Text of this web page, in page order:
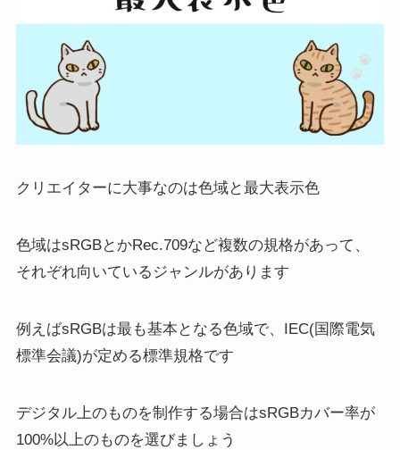
クリエイターに大事なのは色域と最大表示色
色域はsRGBとかRec.709など複数の規格があって、
それぞれ向いているジャンルがあります
例えばsRGBは最も基本となる色域で、IEC(国際電気
標準会議)が定める標準規格です
デジタル上のものを制作する場合はsRGBカバー率が
100%以上のものを選びましょう